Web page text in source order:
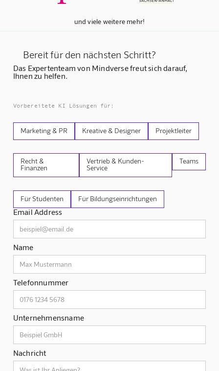
und viele weitere mehr!
Bereit für den nächsten Schritt?
Das Expertenteam von Mindverse freut sich darauf,
Ihnen zu helfen.
Vorbereitete KI Lösungen für:
Marketing & PR Kreative & Designer Projektleiter
Recht &
Finanzen
Vertrieb & Kunden-
Service
Teams
Für Studenten Für Bildungseinrichtungen
Email Address
Name
Telefonnummer
Unternehmensname
Nachricht